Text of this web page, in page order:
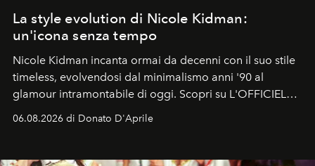
La style evolution di Nicole Kidman:
un'icona senza tempo
Nicole Kidman incanta ormai da decenni con il suo stile
timeless, evolvendosi dal minimalismo anni '90 al
glamour intramontabile di oggi. Scopri su L'OFFICIEL
Italia la sua style evolution.
06.08.2026 di Donato D'Aprile